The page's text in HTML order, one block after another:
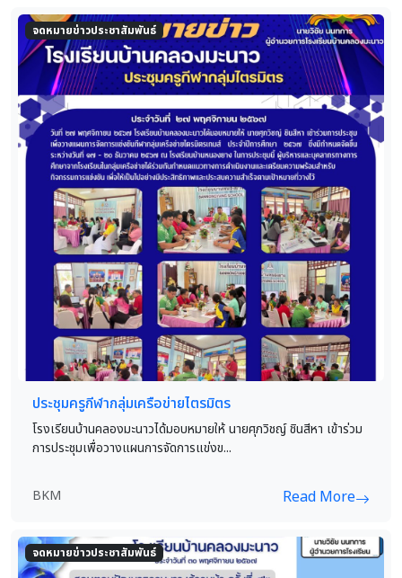
จดหมายข่าวประชาสัมพันธ์
ประชุมครูกีฬากลุ่มเครือข่ายไตรมิตร
โรงเรียนบ้านคลองมะนาวได้มอบหมายให้ นายศุภวิชญ์ ชินสีหา เข้าร่วม
การประชุมเพื่อวางแผนการจัดการแข่งข...
BKM Read More
จดหมายข่าวประชาสัมพันธ์